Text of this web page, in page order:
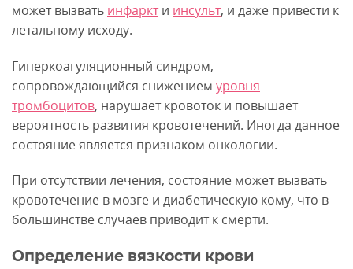
может вызвать инфаркти инсульт, и даже привести к
летальному исходу.
Гиперкоагуляционный синдром,
сопровождающийся снижением уровня
тромбоцитов, нарушает кровоток и повышает
вероятность развития кровотечений. Иногда данное
состояние является признаком онкологии.
При отсутствии лечения, состояние может вызвать
кровотечение в мозге и диабетическую кому, что в
большинстве случаев приводит к смерти.
Определение вязкости крови